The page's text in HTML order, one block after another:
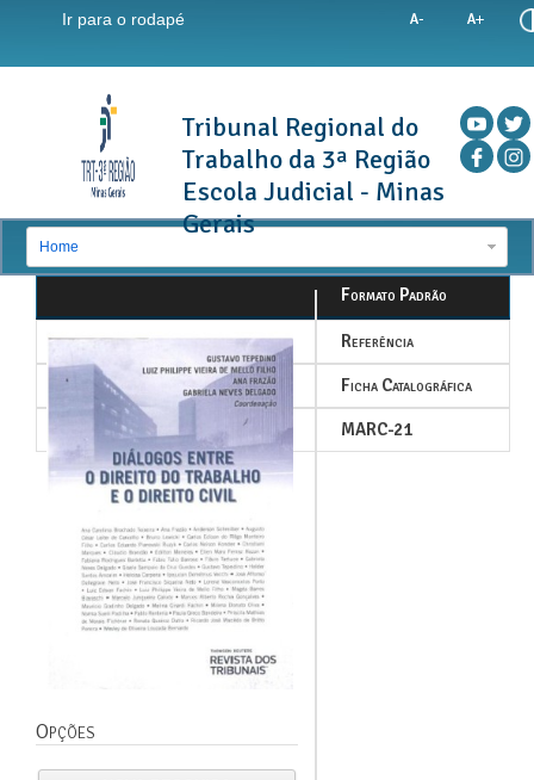
Ir para o rodapé
Tribunal Regional do
Trabalho da 3ª Região
Escola Judicial - Minas
Gerais
Home
Opções
Formato Padrão
Referência
Ficha Catalográfica
MARC-21